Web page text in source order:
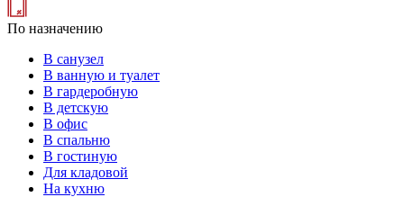
По назначению
В санузел
В ванную и туалет
В гардеробную
В детскую
В офис
В спальню
В гостиную
Для кладовой
На кухню